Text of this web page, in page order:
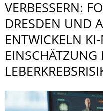
VERBESSERN:
DRESDEN UND
ENTWICKELN
EINSCHÄTZUNG